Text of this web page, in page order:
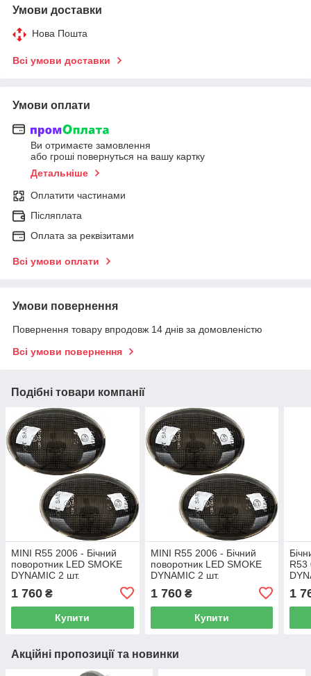
Умови доставки
Нова Пошта
Всі умови доставки
Умови оплати
Ви отримаєте замовлення
або гроші повернуться на вашу картку
Детальніше
Оплатити частинами
Післяплата
Оплата за реквізитами
Всі умови оплати
Умови повернення
Повернення товару впродовж 14 днів за домовленістю
Всі умови повернення
Подібні товари компанії
MINI R55 2006 - Бічний
поворотник LED SMOKE
DYNAMIC 2 шт.
1 760 ₴
Купити
MINI R55 2006 - Бічний
поворотник LED SMOKE
DYNAMIC 2 шт.
1 760₴
Купити
R53
1
Акційні пропозиції та новинки